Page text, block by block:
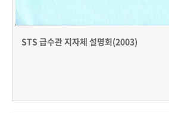
STS 급수관 지자체 설명회(2003)